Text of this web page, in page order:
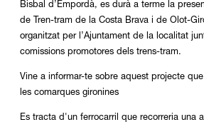
Bisbal d’Empordà, es durà a terme la
de Tren-tram de la Costa Brava i de Olot-
organitzat per l’Ajuntament de la localitat
comissions promotores dels trens-tram.
Vine a informar-te sobre aquest projecte
les comarques gironines
Es tracta d'un ferrocarril que recorreria una